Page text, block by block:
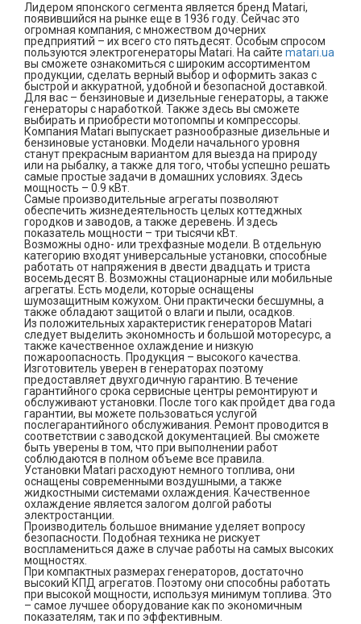
Лидером японского сегмента является бренд Matari,
появившийся на рынке еще в 1936 году. Сейчас это
огромная компания, с множеством дочерних
предприятий – их всего сто пятьдесят. Особым спросом
пользуются электрогенераторы Matari . На сайте matari.ua
вы сможете ознакомиться с широким ассортиментом
продукции, сделать верный выбор и оформить заказ с
быстрой и аккуратной, удобной и безопасной доставкой.
Для вас – бензиновые и дизельные генераторы, а также
генераторы с наработкой. Также здесь вы сможете
выбирать и приобрести мотопомпы и компрессоры.
Компания Matari выпускает разнообразные дизельные и
бензиновые установки. Модели начального уровня
станут прекрасным вариантом для выезда на природу
или на рыбалку, а также для того, чтобы успешно решать
самые простые задачи в домашних условиях. Здесь
мощность – 0.9 кВт.
Самые производительные агрегаты позволяют
обеспечить жизнедеятельность целых коттеджных
городков и заводов, а также деревень. И здесь
показатель мощности – три тысячи кВт.
Возможны одно- или трехфазные модели. В отдельную
категорию входят универсальные установки, способные
работать от напряжения в двести двадцать и триста
восемьдесят В. Возможны стационарные или мобильные
агрегаты. Есть модели, которые оснащены
шумозащитным кожухом. Они практически бесшумны, а
также обладают защитой о влаги и пыли, осадков.
Из положительных характеристик генераторов Matari
следует выделить экономность и большой моторесурс, а
также качественное охлаждение и низкую
пожароопасность. Продукция – высокого качества.
Изготовитель уверен в генераторах поэтому
предоставляет двухгодичную гарантию. В течение
гарантийного срока сервисные центры ремонтируют и
обслуживают установки. После того как пройдет два года
гарантии, вы можете пользоваться услугой
послегарантийного обслуживания. Ремонт проводится в
соответствии с заводской документацией. Вы сможете
быть уверены в том, что при выполнении работ
соблюдаются в полном объеме все правила.
Установки Matari расходуют немного топлива, они
оснащены современными воздушными, а также
жидкостными системами охлаждения. Качественное
охлаждение является залогом долгой работы
электростанции.
Производитель большое внимание уделяет вопросу
безопасности. Подобная техника не рискует
воспламениться даже в случае работы на самых высоких
мощностях.
При компактных размерах генераторов, достаточно
высокий КПД агрегатов. Поэтому они способны работать
при высокой мощности, используя минимум топлива. Это
– самое лучшее оборудование как по экономичным
показателям, так и по эффективным.